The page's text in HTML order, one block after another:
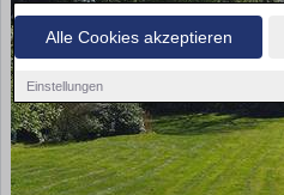
Alle Cookies akzeptieren
Einstellungen